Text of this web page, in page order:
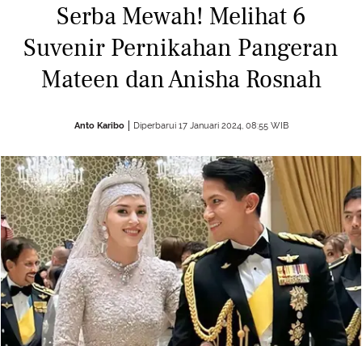
Serba Mewah! Melihat 6
Suvenir Pernikahan Pangeran
Mateen dan Anisha Rosnah
Anto Karibo Diperbarui 17 Januari 2024, 08:55 WIB